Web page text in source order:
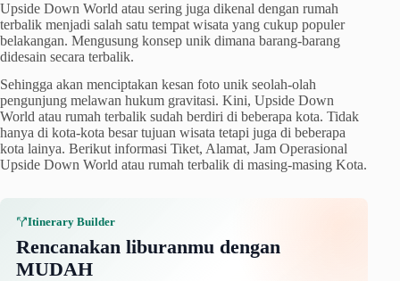
Upside Down World atau sering juga dikenal dengan rumah
terbalik menjadi salah satu tempat wisata yang cukup populer
belakangan. Mengusung konsep unik dimana barang-barang
didesain secara terbalik.
Sehingga akan menciptakan kesan foto unik seolah-olah
pengunjung melawan hukum gravitasi. Kini, Upside Down
World atau rumah terbalik sudah berdiri di beberapa kota. Tidak
hanya di kota-kota besar tujuan wisata tetapi juga di beberapa
kota lainya. Berikut informasi Tiket, Alamat, Jam Operasional
Upside Down World atau rumah terbalik di masing-masing Kota.
Itinerary Builder
Rencanakan liburanmu dengan
MUDAH